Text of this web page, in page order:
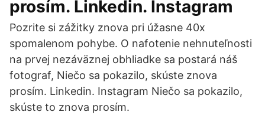
prosím. Linkedin. Instagram
Pozrite si zážitky znova pri úžasne 40x
spomalenom pohybe. O nafotenie nehnuteľnosti
na prvej nezáväznej obhliadke sa postará náš
fotograf, Niečo sa pokazilo, skúste znova
prosím. Linkedin. Instagram Niečo sa pokazilo,
skúste to znova prosím.